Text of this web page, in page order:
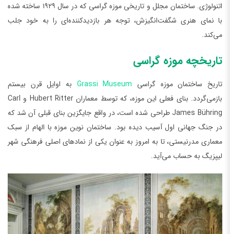
اتنولوژی. ساختمان مجلل و تاریخی موزه گراسی که در سال ١۹۲٩ ساخته شده
با نمای هنری شگفت‌انگیزش، توجه هر بازدیدکننده‌ای را به خود جلب
می‌کند.
تاریخچه موزه گراسی
تاریخ ساختمان موزه گراسی Grassi Museum به اوایل قرن بیستم
بازمی‌گردد. بنای فعلی این موزه، که توسط معماران Hubert Ritter و Carl
James Bühring طراحی شده است، در واقع جایگزین بنای قبلی آن شد که
در جنگ جهانی اول آسیب دیده بود. ساختمان نوین موزه با الهام از سبک
معماری مدرنیستی، تا به امروز به عنوان یکی از نمادهای اصلی فرهنگی شهر
لیپزیگ به حساب می‌آید.